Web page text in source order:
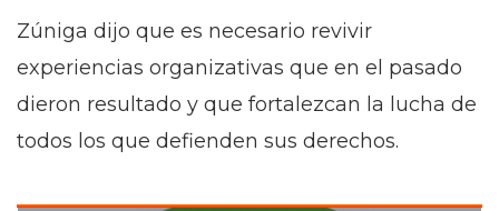
Zúniga dijo que es necesario revivir
experiencias organizativas que en el pasado
dieron resultado y que fortalezcan la lucha de
todos los que defienden sus derechos.